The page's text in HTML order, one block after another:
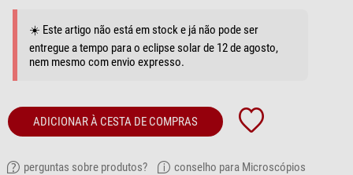
☀️ Este artigo não está em stock e já não pode ser
entregue a tempo para o eclipse solar de 12 de agosto,
nem mesmo com envio expresso.
ADICIONAR À CESTA DE COMPRAS
perguntas sobre produtos? conselho para Microscópios